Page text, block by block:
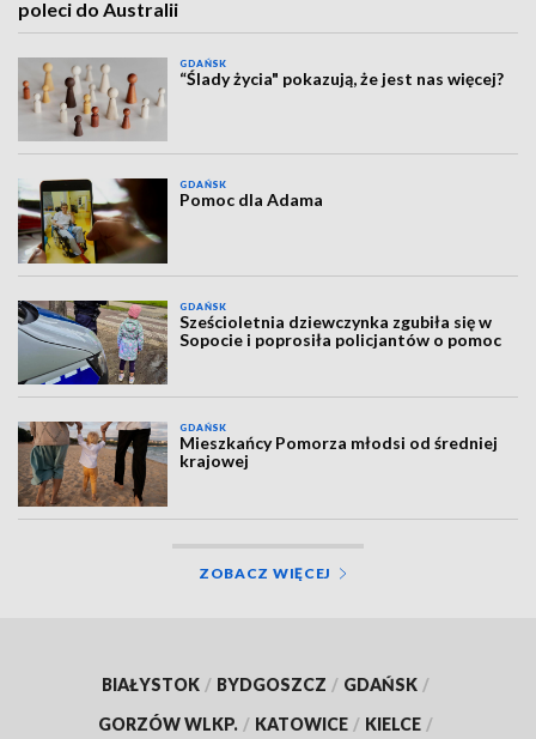
poleci do Australii
GDAŃSK
“Ślady życia" pokazują, że jest nas więcej?
GDAŃSK
Pomoc dla Adama
GDAŃSK
Sześcioletnia dziewczynka zgubiła się w
Sopocie i poprosiła policjantów o pomoc
GDAŃSK
Mieszkańcy Pomorza młodsi od średniej
krajowej
ZOBACZ WIĘCEJ
BIAŁYSTOK / BYDGOSZCZ / GDAŃSK /
GORZÓW WLKP. / KATOWICE / KIELCE /